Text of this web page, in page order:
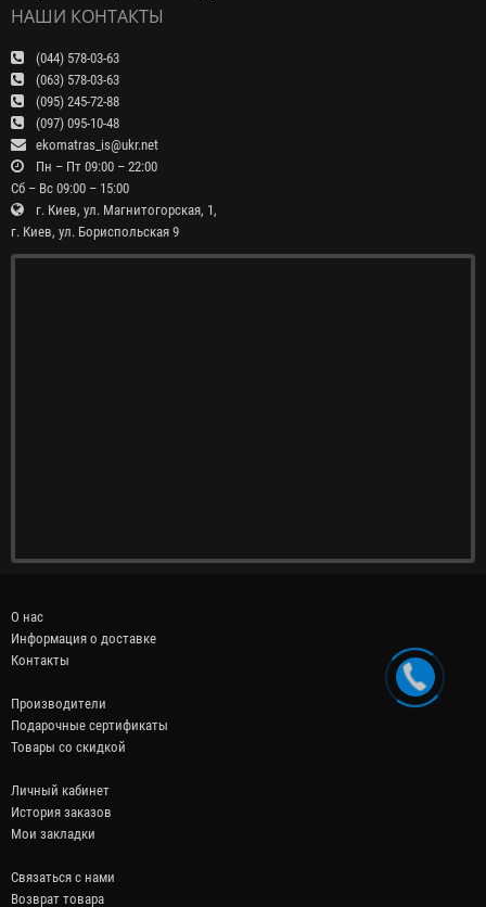
НАШИ КОНТАКТЫ
(044) 578-03-63
(063) 578-03-63
(095) 245-72-88
(097) 095-10-48
ekomatras_is@ukr.net
Пн – Пт 09:00 – 22:00
Сб – Вс 09:00 – 15:00
г. Киев, ул. Магнитогорская, 1,
г. Киев, ул. Бориспольская 9
О нас
Информация о доставке
Контакты
Производители
Подарочные сертификаты
Товары со скидкой
Личный кабинет
История заказов
Мои закладки
Связаться с нами
Возврат товара